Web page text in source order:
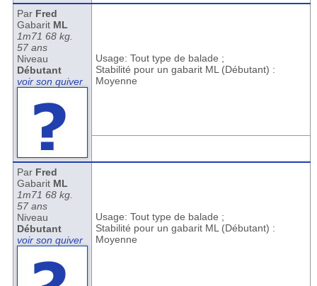
Par Fred
Gabarit ML
1m71 68 kg.
57 ans
Niveau
Débutant
voir son quiver
Usage: Tout type de balade ;
Stabilité pour un gabarit ML (Débutant) :
Moyenne
Par Fred
Gabarit ML
1m71 68 kg.
57 ans
Niveau
Débutant
voir son quiver
Usage: Tout type de balade ;
Stabilité pour un gabarit ML (Débutant) :
Moyenne